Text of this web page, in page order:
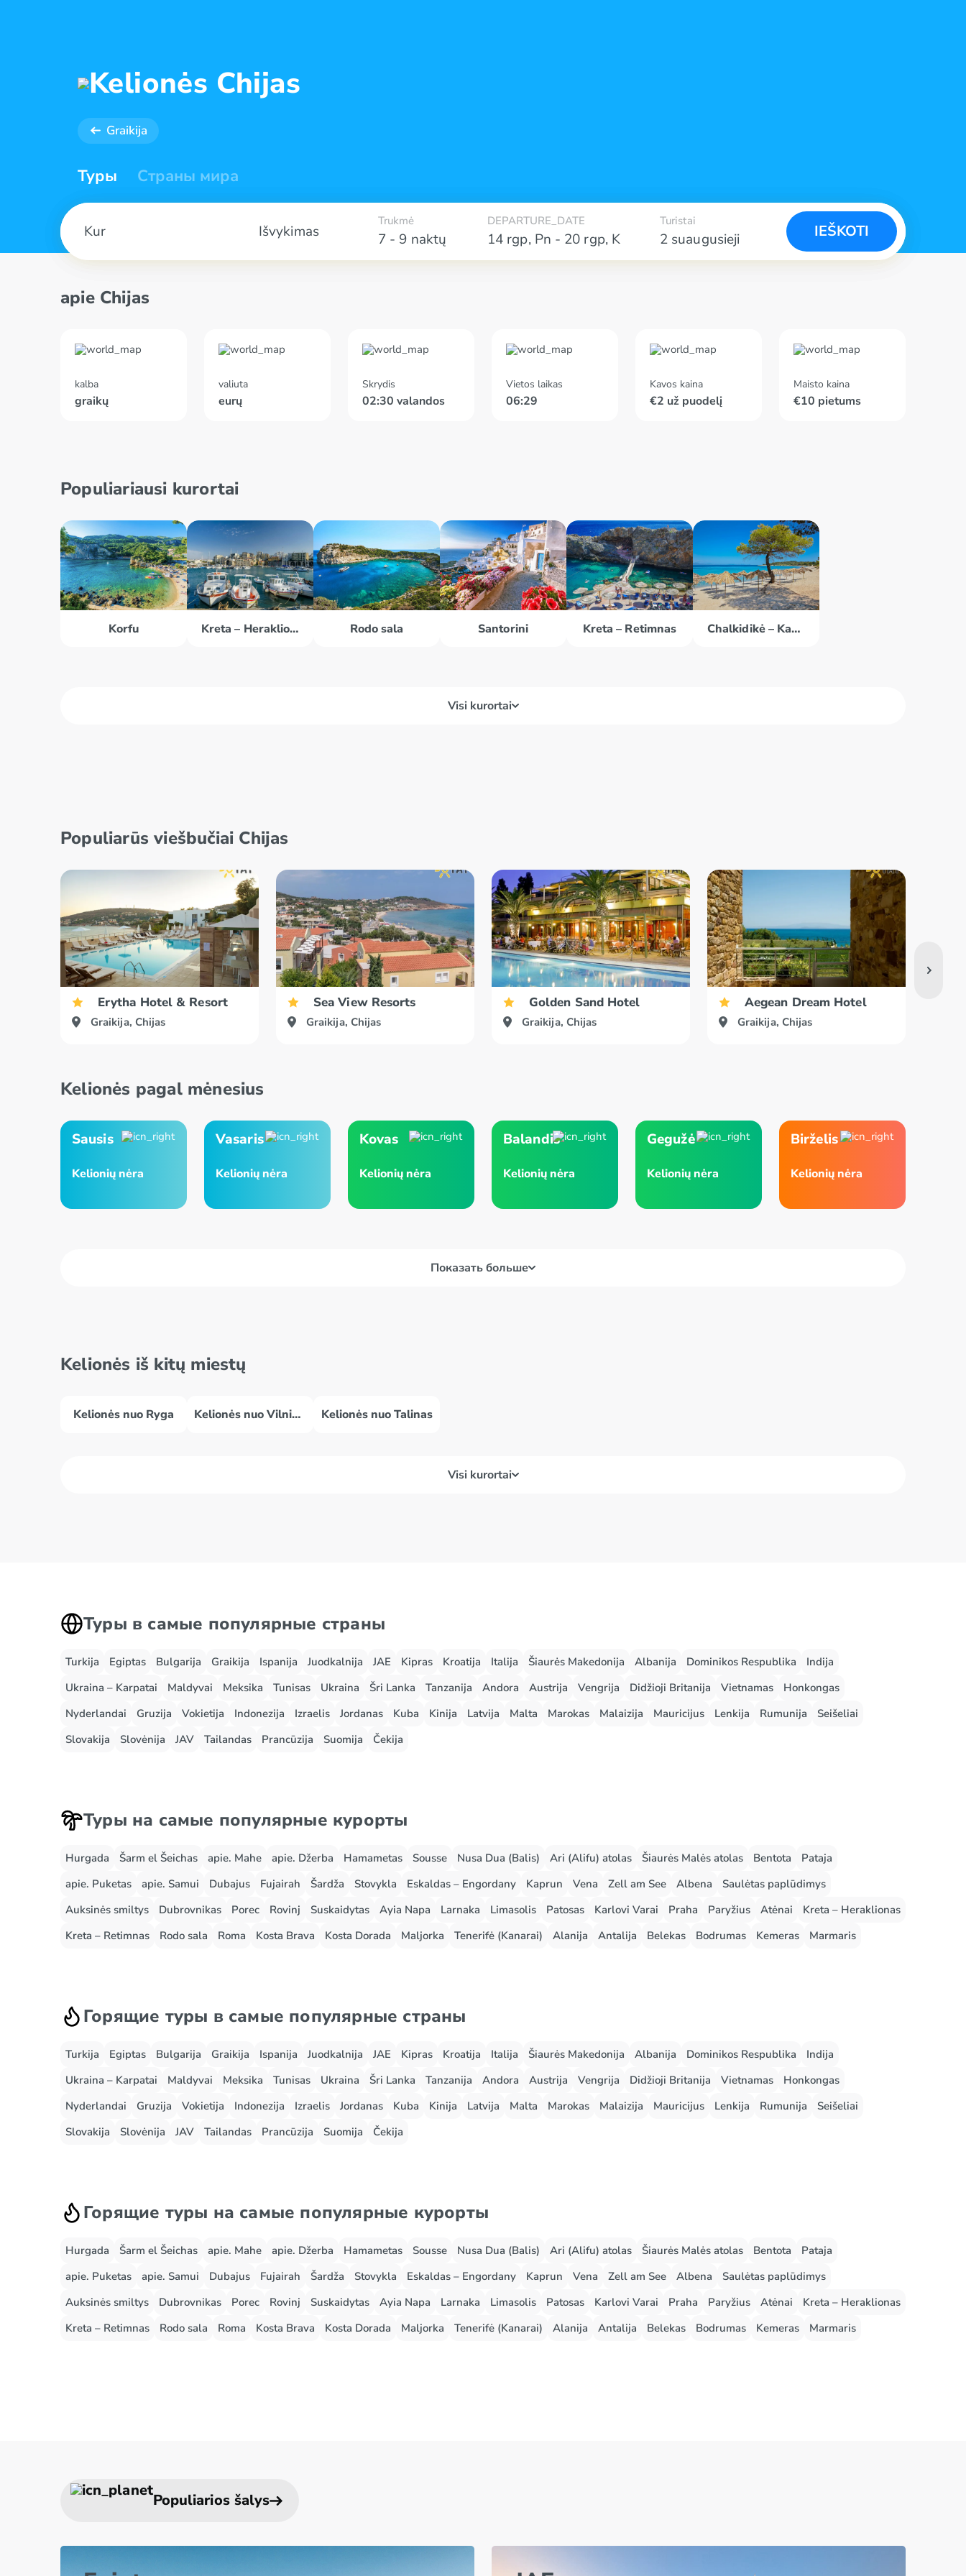
Kelionės Chijas
Graikija
Туры Страны мира
Išvykimas 7 - 9 naktų
Trukmė DEPARTURE_DATE
14 rgp, Pn - 20 rgp, K 2 suaugusieji
Turistai
IEŠKOTI
apie Chijas
kalba
graikų
valiuta
eurų
Skrydis
02:30 valandos
Vietos laikas
06:29
Kavos kaina
€2 už puodelį
Maisto kaina
€10 pietums
Populiariausi kurortai
Korfu Kreta – Heraklionas Rodo sala Santorini Kreta – Retimnas Chalkidikė – Kasandra
Visi kurortai
Populiarūs viešbučiai Chijas
Erytha Hotel & Resort
Graikija, Chijas
Sea View Resorts
Graikija, Chijas
Golden Sand Hotel
Graikija, Chijas
Aegean Dream Hotel
Graikija, Chijas
Kelionės pagal mėnesius
Sausis
Kelionių nėra
Vasaris
Kelionių nėra
Kovas
Kelionių nėra
Balandis
Kelionių nėra
Gegužė
Kelionių nėra
Birželis
Kelionių nėra
Показать больше
Kelionės iš kitų miestų
Kelionės nuo Ryga Kelionės nuo Vilniaus Kelionės nuo Talinas
Visi kurortai
Туры в самые популярные страны
Turkija Egiptas Bulgarija Graikija Ispanija Juodkalnija JAE Kipras Kroatija Italija Šiaurės Makedonija Albanija Dominikos Respublika
Indija
Ukraina – Karpatai
Maldyvai Meksika Tunisas Ukraina Šri Lanka Tanzanija Andora Austrija Vengrija Didžioji Britanija Vietnamas
Honkongas
Nyderlandai
Gruzija Vokietija Indonezija Izraelis Jordanas Kuba Kinija Latvija Malta Marokas Malaizija Mauricijus Lenkija Rumunija
Seišeliai
Slovakija
Slovėnija JAV Tailandas Prancūzija Suomija Čekija
Туры на самые популярные курорты
Hurgada Šarm el Šeichas apie. Mahe apie. Džerba Hamametas Sousse Nusa Dua (Balis) Ari (Alifu) atolas Šiaurės Malės atolas Bentota
Pataja
apie. Puketas
apie. Samui Dubajus Fujairah Šardža Stovykla Eskaldas – Engordany Kaprun Vena Zell am See Albena
Saulėtas paplūdimys
Auksinės smiltys
Dubrovnikas Porec Rovinj Suskaidytas Ayia Napa Larnaka Limasolis Patosas Karlovi Varai Praha Paryžius Atėnai
Kreta – Heraklionas
Kreta – Retimnas
Rodo sala Roma Kosta Brava Kosta Dorada Maljorka Tenerifė (Kanarai) Alanija Antalija Belekas Bodrumas Kemeras Marmaris
Горящие туры в самые популярные страны
Turkija Egiptas Bulgarija Graikija Ispanija Juodkalnija JAE Kipras Kroatija Italija Šiaurės Makedonija Albanija Dominikos Respublika
Indija
Ukraina – Karpatai
Maldyvai Meksika Tunisas Ukraina Šri Lanka Tanzanija Andora Austrija Vengrija Didžioji Britanija Vietnamas
Honkongas
Nyderlandai
Gruzija Vokietija Indonezija Izraelis Jordanas Kuba Kinija Latvija Malta Marokas Malaizija Mauricijus Lenkija Rumunija
Seišeliai
Slovakija
Slovėnija JAV Tailandas Prancūzija Suomija Čekija
Горящие туры на самые популярные курорты
Hurgada Šarm el Šeichas apie. Mahe apie. Džerba Hamametas Sousse Nusa Dua (Balis) Ari (Alifu) atolas Šiaurės Malės atolas Bentota
Pataja
apie. Puketas
apie. Samui Dubajus Fujairah Šardža Stovykla Eskaldas – Engordany Kaprun Vena Zell am See Albena
Saulėtas paplūdimys
Auksinės smiltys
Dubrovnikas Porec Rovinj Suskaidytas Ayia Napa Larnaka Limasolis Patosas Karlovi Varai Praha Paryžius Atėnai
Kreta – Heraklionas
Kreta – Retimnas
Rodo sala Roma Kosta Brava Kosta Dorada Maljorka Tenerifė (Kanarai) Alanija Antalija Belekas Bodrumas Kemeras Marmaris
Populiarios šalys